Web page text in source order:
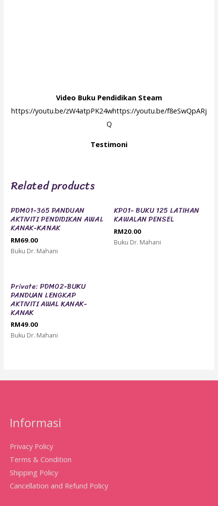
Video Buku Pendidikan Steam
https://youtu.be/zW4atpPK24whttps://youtu.be/f8eSwQpARj
Q
Testimoni
Related products
PDM01-365 PANDUAN
AKTIVITI PENDIDIKAN AWAL
KANAK-KANAK
RM69.00
Buku Dr. Mahani
KP01- BUKU 125 LATIHAN
KAWALAN PENSEL
RM20.00
Buku Dr. Mahani
Private: PDM02-BUKU
PANDUAN LENGKAP
AKTIVITI AWAL KANAK-
KANAK
RM49.00
Buku Dr. Mahani
Informasi
Privacy Policy
Terms & Condition
Shipping Policy
Cancellation and Refund Policy